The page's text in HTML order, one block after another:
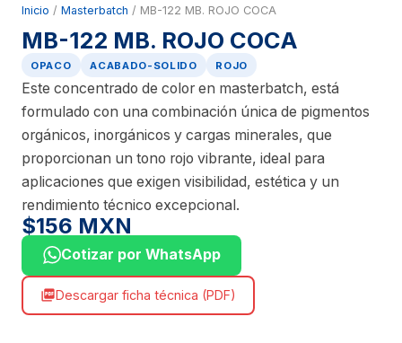
Inicio / Masterbatch / MB-122 MB. ROJO COCA
MB-122 MB. ROJO COCA
OPACO ACABADO-SOLIDO ROJO
Este concentrado de color en masterbatch, está
formulado con una combinación única de pigmentos
orgánicos, inorgánicos y cargas minerales, que
proporcionan un tono rojo vibrante, ideal para
aplicaciones que exigen visibilidad, estética y un
rendimiento técnico excepcional.
$156 MXN
Cotizar por WhatsApp
picture_as_pdfDescargar ficha técnica (PDF)